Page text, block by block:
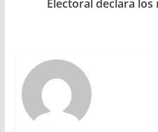
Electoral declara